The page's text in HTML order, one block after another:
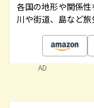
各国の地形や関係性
川や街道、島など旅
AD